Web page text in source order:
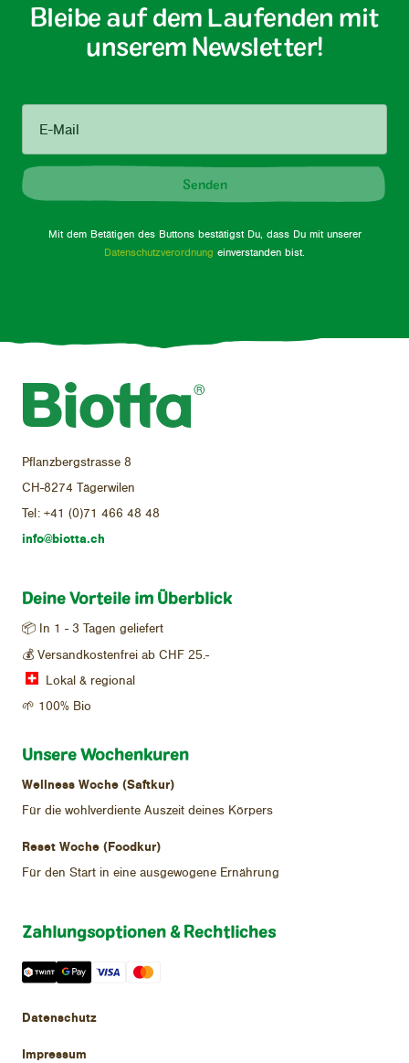
Bleibe auf dem Laufenden mit
unserem Newsletter!
E-Mail
Senden
Mit dem Betätigen des Buttons bestätigst Du, dass Du mit unserer
Datenschutzverordnung einverstanden bist.
Pflanzbergstrasse 8
CH-8274 Tägerwilen
Tel: +41 (0)71 466 48 48
info@biotta.ch
Deine Vorteile im Überblick
📦 In 1 - 3 Tagen geliefert
💰 Versandkostenfrei ab CHF 25.-
Lokal & regional
🌱 100% Bio
Unsere Wochenkuren
Wellness Woche (Saftkur)
Für die wohlverdiente Auszeit deines Körpers
Reset Woche (Foodkur)
Für den Start in eine ausgewogene Ernährung
Zahlungsoptionen & Rechtliches
Datenschutz
Impressum